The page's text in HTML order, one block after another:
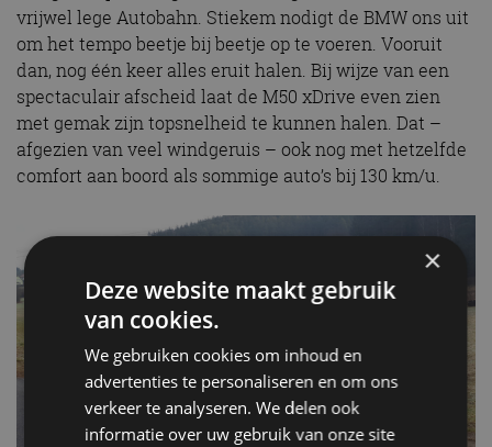
vrijwel lege Autobahn. Stiekem nodigt de BMW ons uit
om het tempo beetje bij beetje op te voeren. Vooruit
dan, nog één keer alles eruit halen. Bij wijze van een
spectaculair afscheid laat de M50 xDrive even zien
met gemak zijn topsnelheid te kunnen halen. Dat –
afgezien van veel windgeruis – ook nog met hetzelfde
comfort aan boord als sommige auto’s bij 130 km/u.
×
Deze website maakt gebruik
van cookies.
We gebruiken cookies om inhoud en
advertenties te personaliseren en om ons
verkeer te analyseren. We delen ook
informatie over uw gebruik van onze site